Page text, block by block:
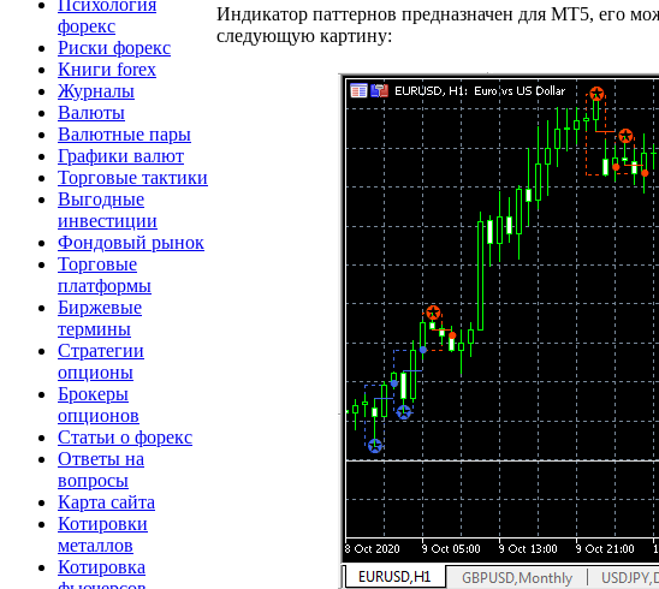
форекс
Риски форекс
Книги forex
Журналы
Валюты
Валютные пары
Графики валют
Торговые тактики
Выгодные
инвестиции
Фондовый рынок
Торговые
платформы
Биржевые
термины
Стратегии
опционы
Брокеры
опционов
Статьи о форекс
Ответы на
вопросы
Карта сайта
Котировки
металлов
Котировка
Индикатор паттернов предназначен для MT5, его
следующую картину: